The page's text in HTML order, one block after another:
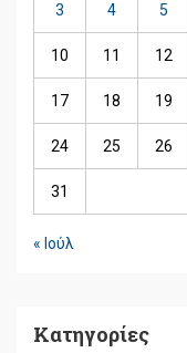
3 4 5
10 11 12
17 18 19
24 25 26
31
« Ιούλ
Kατηγορίες